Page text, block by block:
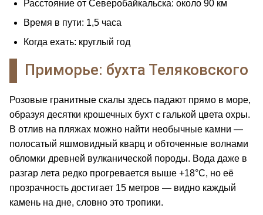
Расстояние от Северобайкальска: около 90 км
Время в пути: 1,5 часа
Когда ехать: круглый год
Приморье: бухта Теляковского
Розовые гранитные скалы здесь падают прямо в море,
образуя десятки крошечных бухт с галькой цвета охры.
В отлив на пляжах можно найти необычные камни —
полосатый яшмовидный кварц и обточенные волнами
обломки древней вулканической породы. Вода даже в
разгар лета редко прогревается выше +18°C, но её
прозрачность достигает 15 метров — видно каждый
камень на дне, словно это тропики.